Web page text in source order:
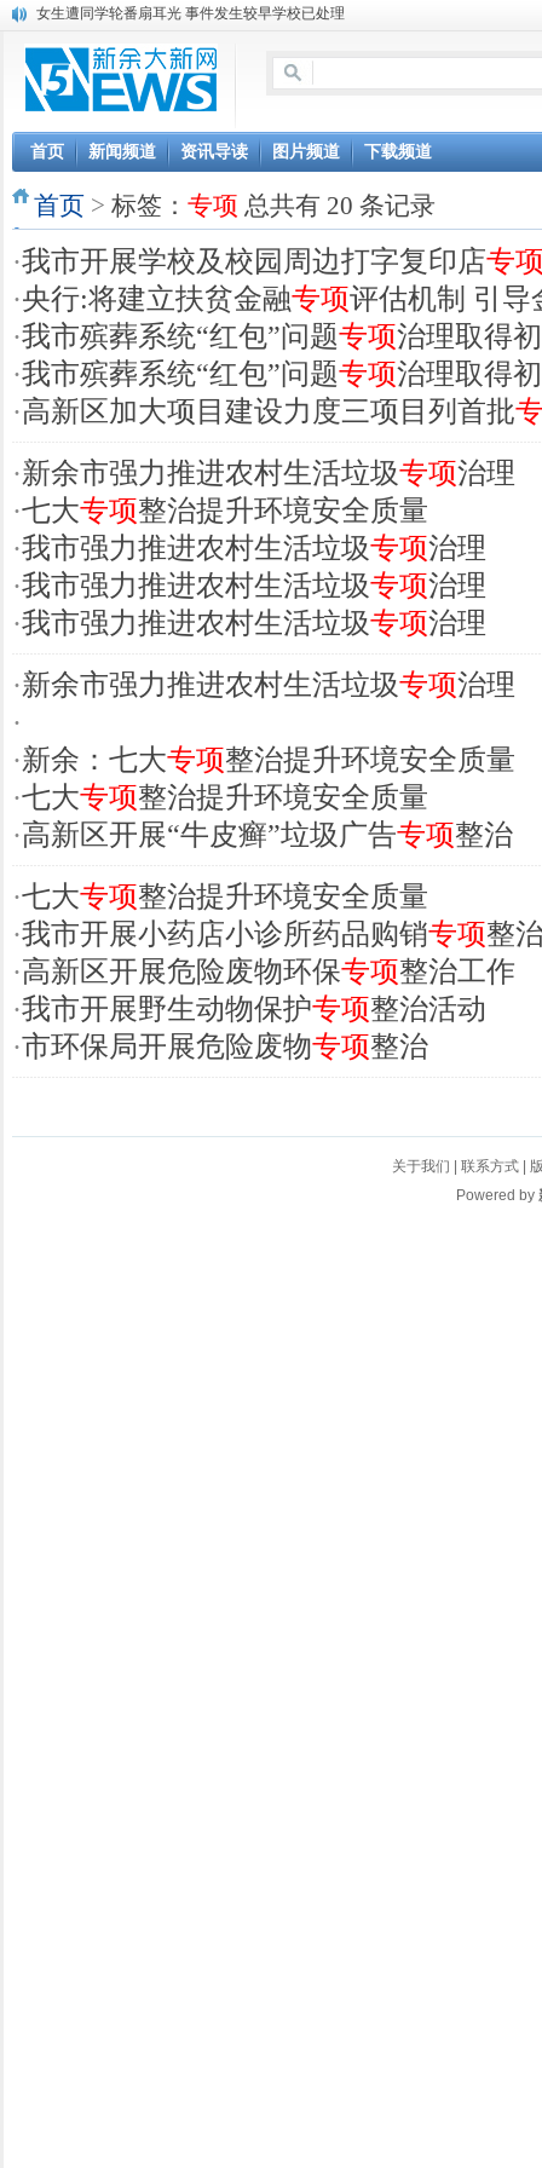
女生遭同学轮番扇耳光 事件发生较早学校已处理
江西省委十三届十二次全体会议闭幕
李克强与16国领导人共乘高铁(图)
传格力部分经销商选择退出 董明珠称这都不算什么
郁亮：万科未来10年万科要做到万亿大市值
我市“十二五”期间35个贫困村如期脱贫
2015深圳国际旅游博览会12月4日启幕
首页 新闻频道 资讯导读 图片频道 下载频道
首页 > 标签： 专项 总共有 20 条记录
·我市开展学校及校园周边打字复印店专
·央行:将建立扶贫金融专项评估机制 引导
·我市殡葬系统“红包”问题专项治理取得
·我市殡葬系统“红包”问题专项治理取得
·高新区加大项目建设力度三项目列首批
·新余市强力推进农村生活垃圾专项治理
·七大专项整治提升环境安全质量
·我市强力推进农村生活垃圾专项治理
·我市强力推进农村生活垃圾专项治理
·我市强力推进农村生活垃圾专项治理
·新余市强力推进农村生活垃圾专项治理
·
·新余：七大专项整治提升环境安全质量
·七大专项整治提升环境安全质量
·高新区开展“牛皮癣”垃圾广告专项整治
·七大专项整治提升环境安全质量
·我市开展小药店小诊所药品购销专项整
·高新区开展危险废物环保专项整治工作
·我市开展野生动物保护专项整治活动
·市环保局开展危险废物专项整治
关于我们 联系方式|
Powered by